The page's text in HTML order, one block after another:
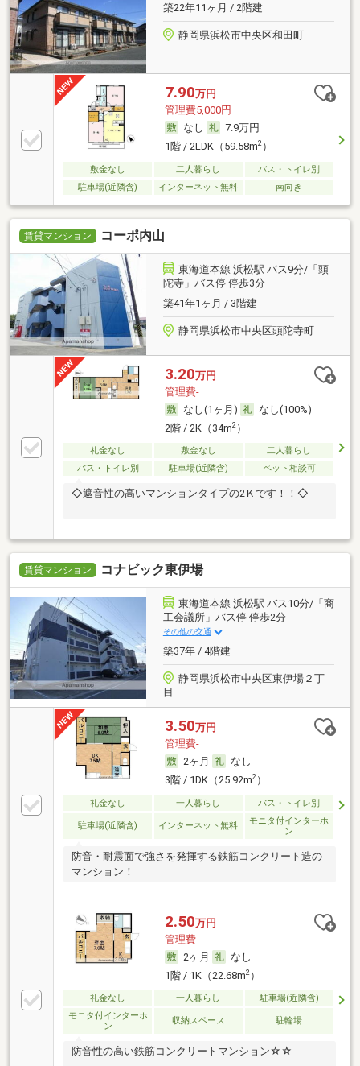
築22年11ヶ月 / 2階建
静岡県浜松市中央区和田町
7.90万円
管理費5,000円
なし
7.9万円
1階 / 2LDK（59.58m2）
敷金なし 二人暮らし
バス・トイレ別
駐車場(近隣含)
インターネット無料 南向き
賃貸マンション コーポ内山
東海道本線 浜松駅 バス9分/「頭
陀寺」バス停 停歩3分
築41年1ヶ月 / 3階建
静岡県浜松市中央区頭陀寺町
3.20万円
管理費-
なし(1ヶ月)
なし(100%)
2階 / 2K（34m2）
礼金なし 敷金なし
二人暮らし
バス・トイレ別
駐車場(近隣含) ペット相談可
◇遮音性の高いマンションタイプの2Ｋです！！◇
賃貸マンション コナビック東伊場
東海道本線 浜松駅 バス10分/「商
工会議所」バス停 停歩2分
その他の交通
築37年 / 4階建
静岡県浜松市中央区東伊場２丁
目
3.50万円
管理費-
2ヶ月
なし
3階 / 1DK（25.92m2）
礼金なし 一人暮らし バス・トイレ別
駐車場(近隣含) インターネット無料
モニタ付インターホ
ン
防音・耐震面で強さを発揮する鉄筋コンクリート造の
マンション！
2.50万円
管理費-
2ヶ月
なし
1階 / 1K（22.68m2）
礼金なし 一人暮らし
駐車場(近隣含)
モニタ付インターホ
ン
収納スペース 駐輪場
防音性の高い鉄筋コンクリートマンション☆☆